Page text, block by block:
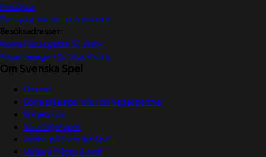
Pressjour
Pressjour vinster och vinnare
Besöksadresser:
Norra Hansegatan 17, Visby
Katarinavägen 15, Stockholm
Om Svenska Spel
Om oss
Börja sälja spel eller bli Vegaspartner
Nyhetsrum
Våra logotyper
Jobba på Svenska Spel
Vanliga frågor & svar